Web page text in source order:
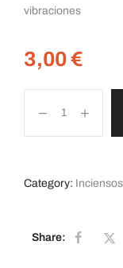
vibraciones
3,00€
Category:
Share: